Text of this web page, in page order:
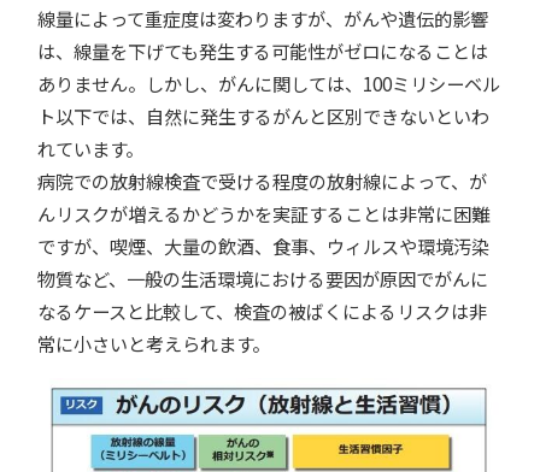
線量によって重症度は変わりますが、がんや遺伝的影響
は、線量を下げても発生する可能性がゼロになることは
ありません。しかし、がんに関しては、100ミリシーベル
ト以下では、自然に発生するがんと区別できないといわ
れています。
病院での放射線検査で受ける程度の放射線によって、が
んリスクが増えるかどうかを実証することは非常に困難
ですが、喫煙、大量の飲酒、食事、ウィルスや環境汚染
物質など、一般の生活環境における要因が原因でがんに
なるケースと比較して、検査の被ばくによるリスクは非
常に小さいと考えられます。